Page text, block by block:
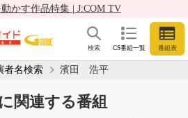
かす作品特集 | J:COM TV
CS番組一覧 番組表
検索
者名検索 濱田 浩平
関連する番組